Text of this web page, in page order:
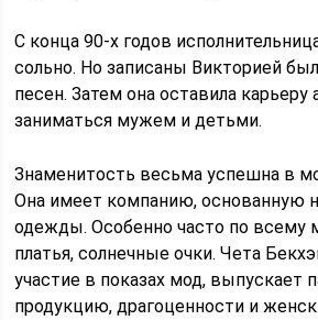
С конца 90-х годов
сольно. Но записаны Викторией
песен. Затем она оставила карьеру
заниматься мужем и детьми.
Знаменитость весьма успешна в
Она имеет компанию, основанную
одежды. Особенно часто по всему
платья, солнечные очки. Чета
участие в показах мод,
продукцию, драгоценности и